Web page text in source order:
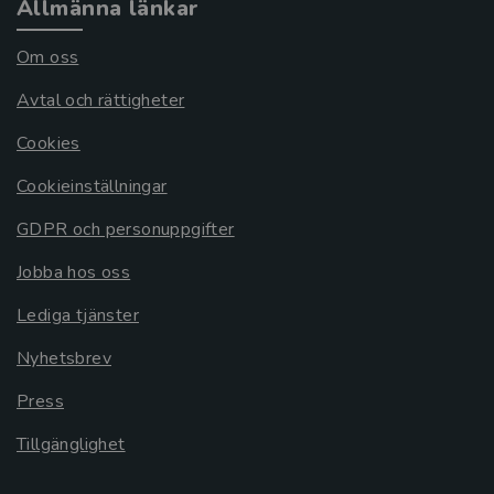
Allmänna länkar
Om oss
Avtal och rättigheter
Cookies
Cookieinställningar
GDPR och personuppgifter
Jobba hos oss
Lediga tjänster
Nyhetsbrev
Press
Tillgänglighet